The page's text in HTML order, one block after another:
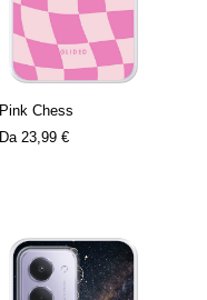
Pink Chess
Da 23,99 €